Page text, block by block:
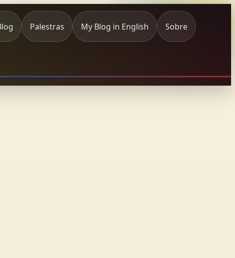
Palestras My Blog in English Sobre